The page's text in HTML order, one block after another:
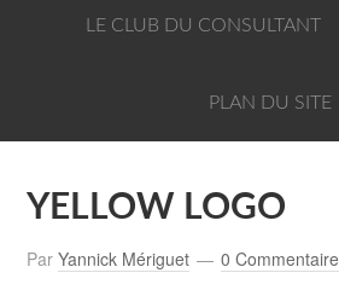
LE CLUB DU CONSULTANT
PLAN DU SITE
YELLOW LOGO
ParYannick Mériguet 0 Commentaire